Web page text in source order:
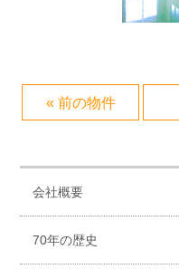
« 前の物件
会社概要
70年の歴史